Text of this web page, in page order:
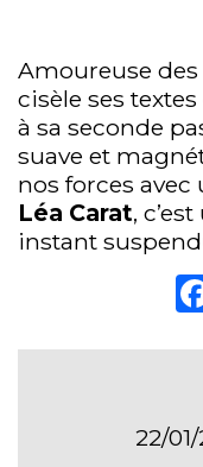
Amoureuse des
cisèle ses
à sa seconde
suave et
nos forces avec
Léa Carat,
instant
22/